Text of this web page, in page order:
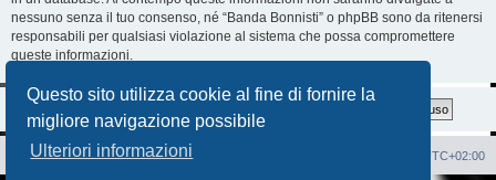
Questo sito utilizza cookie al fine di fornire la
migliore navigazione possibile
Ulteriori informazioni
nessuno senza il tuo consenso, né “Banda Bonnisti” o phpBB sono da ritenersi
responsabili per qualsiasi violazione al sistema che possa compromettere
queste informazioni.
Sito Web Forum UTC+02:00